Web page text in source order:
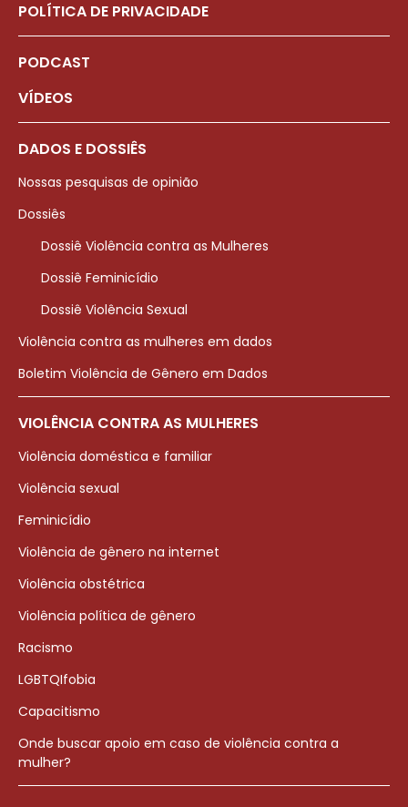
POLÍTICA DE PRIVACIDADE
PODCAST
VÍDEOS
DADOS E DOSSIÊS
Nossas pesquisas de opinião
Dossiês
Dossiê Violência contra as Mulheres
Dossiê Feminicídio
Dossiê Violência Sexual
Violência contra as mulheres em dados
Boletim Violência de Gênero em Dados
VIOLÊNCIA CONTRA AS MULHERES
Violência doméstica e familiar
Violência sexual
Feminicídio
Violência de gênero na internet
Violência obstétrica
Violência política de gênero
Racismo
LGBTQIfobia
Capacitismo
Onde buscar apoio em caso de violência contra a
mulher?